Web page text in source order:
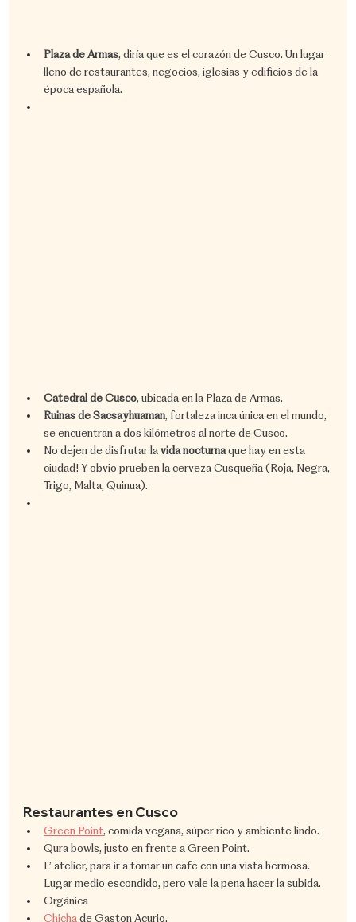
Plaza de Armas, diría que es el corazón de Cusco. Un lugar
lleno de restaurantes, negocios, iglesias y edificios de la
época española.
Catedral de Cusco, ubicada en la Plaza de Armas.
Ruinas de Sacsayhuaman, fortaleza inca única en el mundo,
se encuentran a dos kilómetros al norte de Cusco.
No dejen de disfrutar la vida nocturna que hay en esta
ciudad! Y obvio prueben la cerveza Cusqueña (Roja, Negra,
Trigo, Malta, Quinua).
Restaurantes en Cusco
Green Point, comida vegana, súper rico y ambiente lindo.
Qura bowls, justo en frente a Green Point.
L’ atelier, para ir a tomar un café con una vista hermosa.
Lugar medio escondido, pero vale la pena hacer la subida.
Orgánica
Chicha de Gaston Acurio.